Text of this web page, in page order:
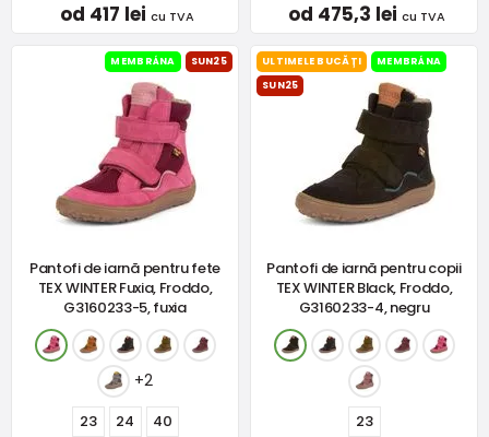
od 417 lei cu TVA od 475,3 lei cu TVA
MEMBRÁNA SUN25
Pantofi de iarnă pentru fete
TEX WINTER Fuxia, Froddo,
G3160233-5, fuxia
+2
23 24 40
ULTIMELE BUCĂȚI
MEMBRÁNA
SUN25
Pantofi de iarnă pentru copii
TEX WINTER Black, Froddo,
G3160233-4, negru
23